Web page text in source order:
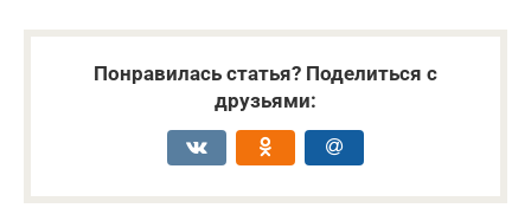
Понравилась статья? Поделиться с
друзьями: